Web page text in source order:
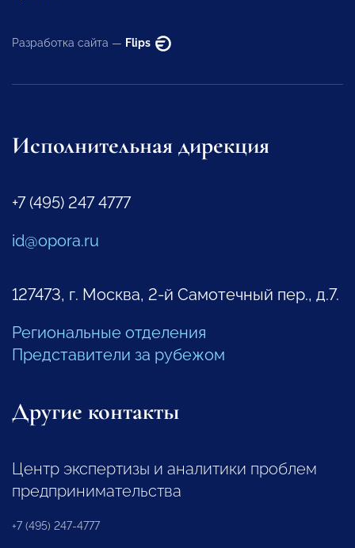
Разработка сайта — Flips
Исполнительная дирекция
+7 (495) 247 4777
id@opora.ru
127473, г. Москва, 2-й Самотечный пер., д.7.
Региональные отделения
Представители за рубежом
Другие контакты
Центр экспертизы и аналитики проблем
предпринимательства
+7 (495) 247-4777